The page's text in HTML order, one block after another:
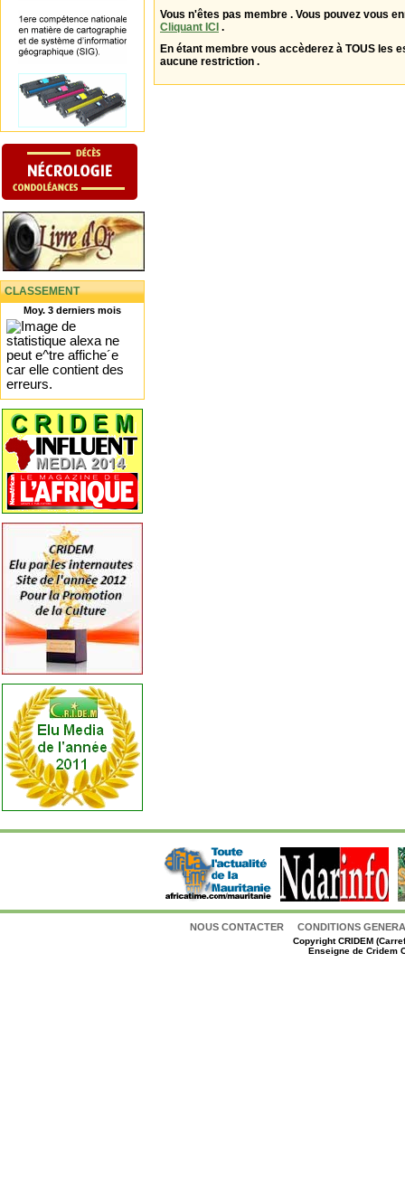
CLASSEMENT
Moy. 3 derniers mois
Vous n'êtes pas membre . Vous pouvez vous
Cliquant ICI .
En étant membre vous accèderez à TOUS les
aucune restriction .
NOUS CONTACTER CONDITIONS
CopyrightCRIDEM
Enseigne de Cridem